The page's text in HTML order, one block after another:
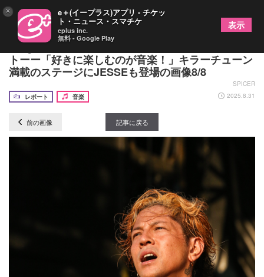
Dragon Ash『RUSH BALL 2025』クイックレポー
トーー「好きに楽しむのが音楽！」キラーチューン
満載のステージにJESSEも登場の画像8/8
SPICER
レポート
音楽 2025.8.31
前の画像 記事に戻る
× e＋(イープラス)アプリ - チケッ
ト・ニュース・スマチケ
eplus inc.
無料 - Google Play
表示